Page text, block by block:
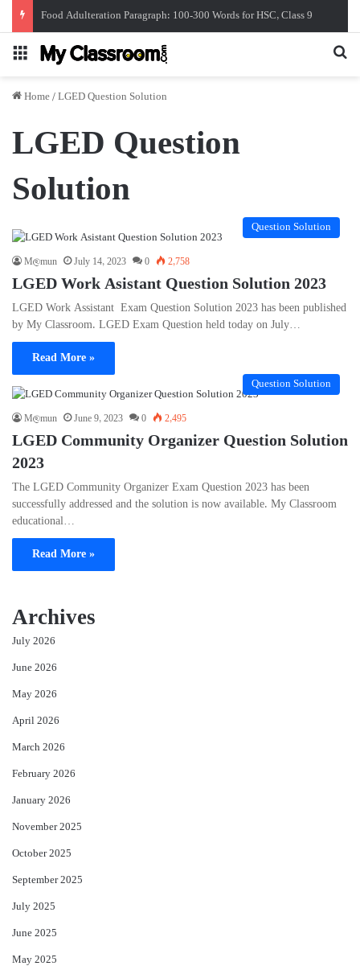
Food Adulteration Paragraph: 100-300 Words for HSC, Class 9
Menu
Home / LGED Question Solution
LGED Question
Solution
Question Solution
M@mun July 14, 2023 0 2,758
LGED Work Asistant Question Solution 2023
LGED Work Assistant Exam Question Solution 2023 has been published
by My Classroom. LGED Exam Question held today on July…
Read More »
Question Solution
M@mun June 9, 2023 0 2,495
LGED Community Organizer Question Solution
2023
The LGED Community Organizer Exam Question 2023 has been
successfully addressed and the solution is now available. My Classroom
educational…
Read More »
Archives
July 2026
June 2026
May 2026
April 2026
March 2026
February 2026
January 2026
November 2025
October 2025
September 2025
July 2025
June 2025
May 2025